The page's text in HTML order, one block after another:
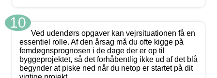
10
Ved udendørs opgaver kan vejrsituationen få en
essentiel rolle. Af den årsag må du ofte kigge på
femdøgnsprognosen i de dage der er op til
byggeprojektet, så det forhåbentlig ikke ud af det blå
begynder at piske ned når du netop er startet på dit